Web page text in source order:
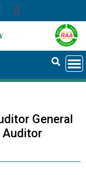
General
Auditor